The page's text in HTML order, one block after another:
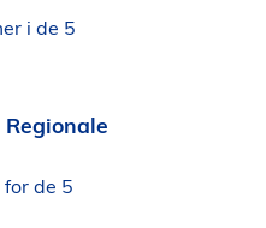
i de 5
de 5